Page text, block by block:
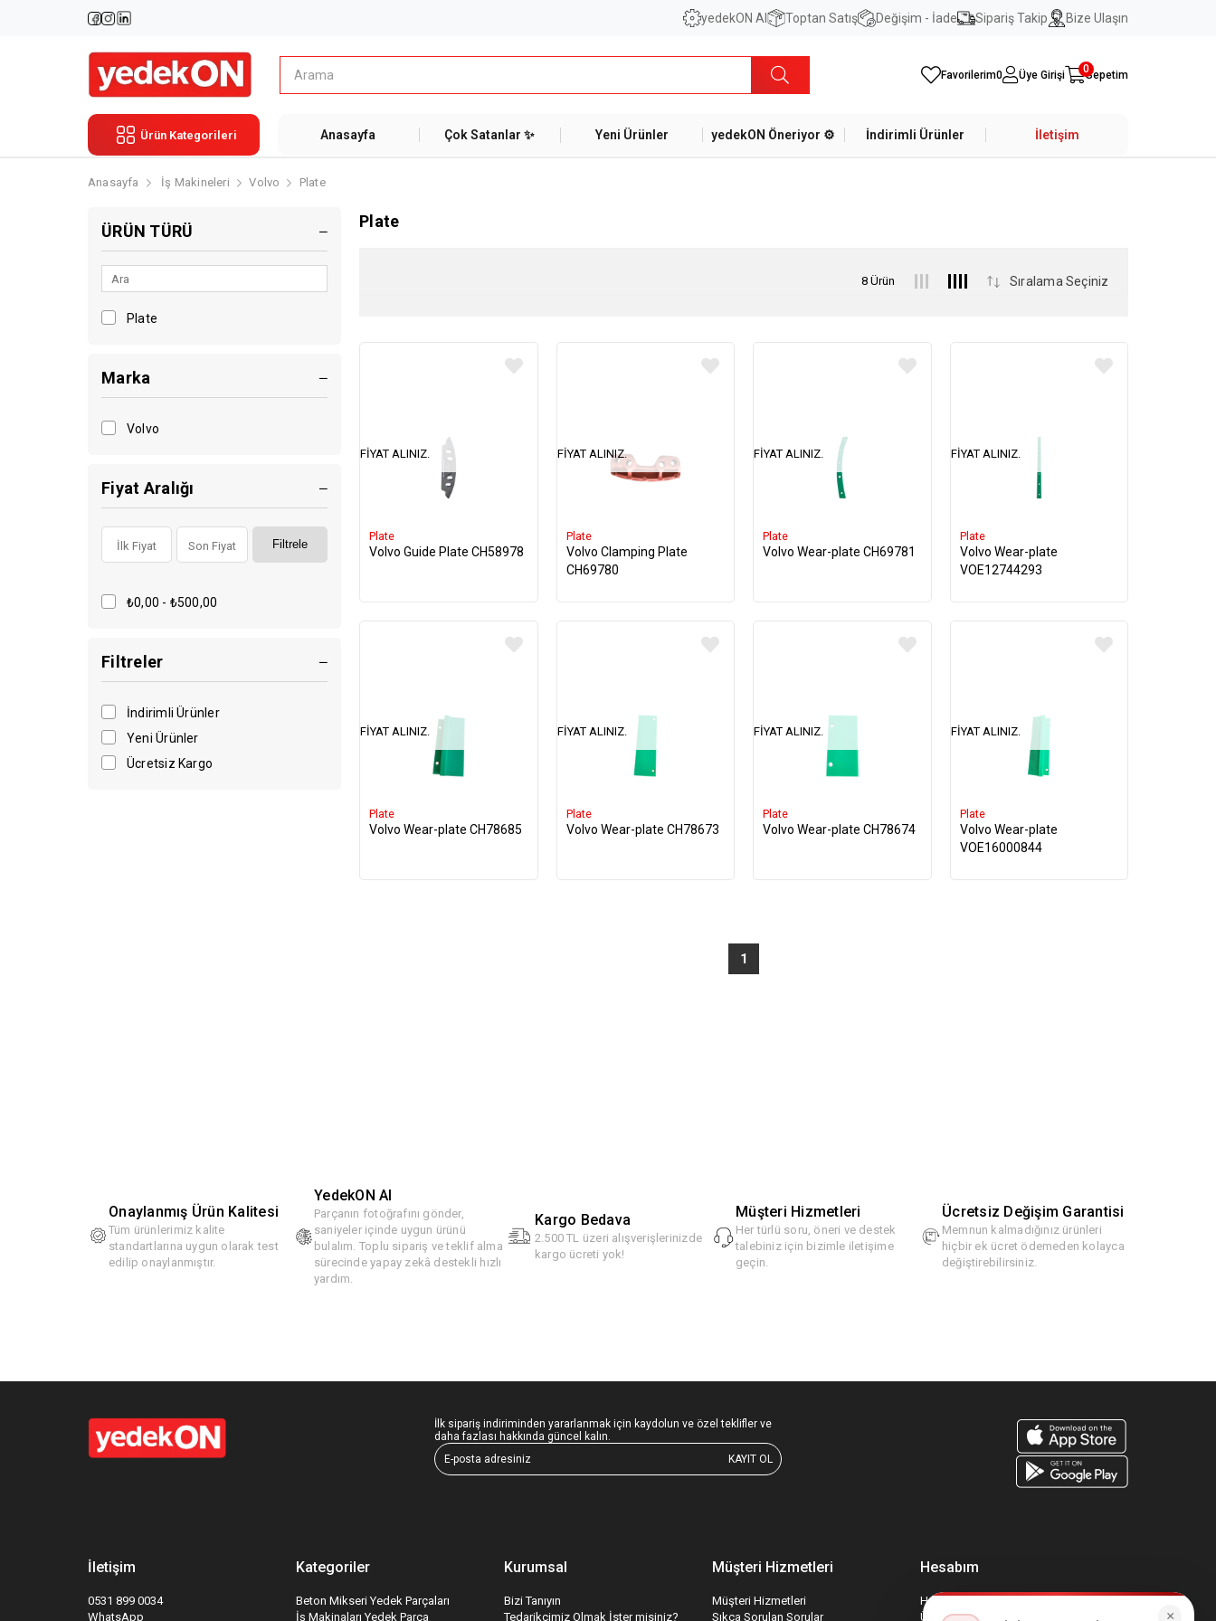
yedekON AI Toptan Satış Değişim - İade Sipariş Takip Bize Ulaşın
Favorilerim0 Üye Girişi Sepetim
0
Ürün Kategorileri Anasayfa Çok Satanlar ✨ Yeni Ürünler yedekON Öneriyor ⚙️ İndirimli Ürünler İletişim
Anasayfa İş Makineleri Volvo Plate
ÜRÜN TÜRÜ
Plate
Marka
Volvo
Fiyat Aralığı
Filtrele
₺0,00 - ₺500,00
Filtreler
İndirimli Ürünler
Yeni Ürünler
Ücretsiz Kargo
Plate
8 Ürün
Plate
Volvo Guide Plate CH58978
FIYAT ALINIZ.
Plate
Volvo Clamping Plate
CH69780
FIYAT ALINIZ.
Plate
Volvo Wear-plate CH69781
FIYAT ALINIZ.
Plate
Volvo Wear-plate
VOE12744293
FIYAT ALINIZ.
Plate
Volvo Wear-plate CH78685
FIYAT ALINIZ.
Plate
Volvo Wear-plate CH78673
FIYAT ALINIZ.
Plate
Volvo Wear-plate CH78674
FIYAT ALINIZ.
Plate
Volvo Wear-plate
VOE16000844
FIYAT ALINIZ.
1
Onaylanmış Ürün Kalitesi
Tüm ürünlerimiz kalite
standartlarına uygun olarak test
edilip onaylanmıştır.
YedekON AI
Parçanın fotoğrafını gönder,
saniyeler içinde uygun ürünü
bulalım. Toplu sipariş ve teklif alma
sürecinde yapay zekâ destekli hızlı
yardım.
Kargo Bedava
2.500 TL üzeri alışverişlerinizde
kargo ücreti yok!
Müşteri Hizmetleri
Her türlü soru, öneri ve destek
talebiniz için bizimle iletişime
geçin.
Ücretsiz Değişim Garantisi
Memnun kalmadığınız ürünleri
hiçbir ek ücret ödemeden kolayca
değiştirebilirsiniz.
İlk sipariş indiriminden yararlanmak için kaydolun ve özel teklifler ve
daha fazlası hakkında güncel kalın.
KAYIT OL
İletişim
0531 899 0034
WhatsApp
Kategoriler
Beton Mikseri Yedek Parçaları
İş Makinaları Yedek Parça
Kurumsal
Bizi Tanıyın
Tedarikçimiz Olmak İster misiniz?
Müşteri Hizmetleri
Müşteri Hizmetleri
Sıkça Sorulan Sorular
Hesabım
Hesabım
Üyelik Bilgilerim
×